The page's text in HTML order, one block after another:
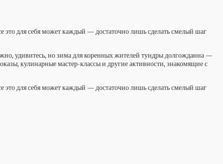
для себя может каждый — достаточно лишь сделать смелый шаг
удивитесь, но зима для коренных жителей тундры долгожданна —
кулинарные мастер-классы и другие активности, знакомящие с
для себя может каждый — достаточно лишь сделать смелый шаг